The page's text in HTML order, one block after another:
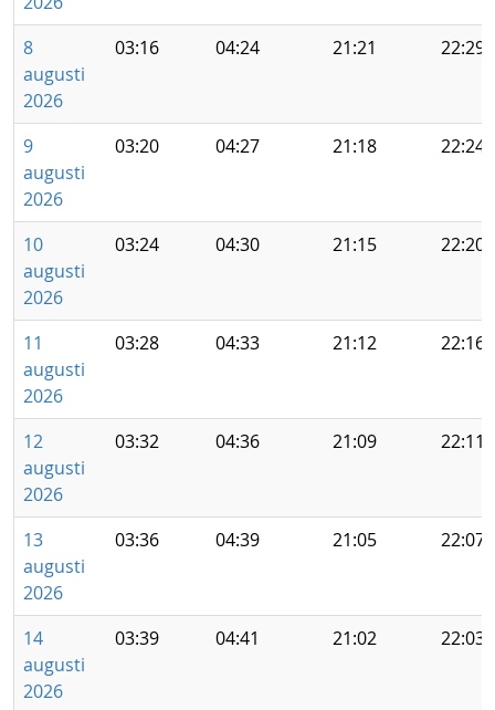
8
augusti
2026
03:16 04:24 21:21 22:29
9
augusti
2026
03:20 04:27 21:18 22:24
10
augusti
2026
03:24 04:30 21:15 22:20
11
augusti
2026
03:28 04:33 21:12 22:16
12
augusti
2026
03:32 04:36 21:09 22:11
13
augusti
2026
03:36 04:39 21:05 22:07
14
augusti
2026
03:39 04:41 21:02 22:03